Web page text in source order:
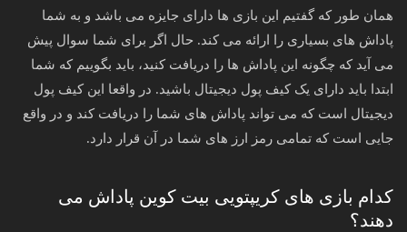
همان طور که گفتیم این بازی ها دارای جایزه می باشد و به شما
پاداش های بسیاری را ارائه می‌ کند. حال اگر برای شما سوال پیش
می آید که چگونه این‌ پاداش ها را دریافت کنید، باید بگوییم که شما
ابتدا باید دارای یک‌ کیف پول دیجیتال باشید. در واقعا این کیف پول
دیجیتال است که می تواند پاداش های شما را دریافت کند و در واقع
جایی است که تمامی رمز ارز های شما در آن قرار دارد.
کدام بازی های کریپتویی بیت کوین پاداش می
دهند؟